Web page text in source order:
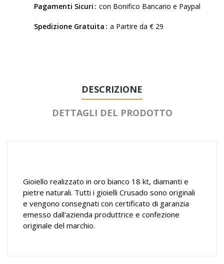
Pagamenti Sicuri con Bonifico Bancario e Paypal
Spedizione Gratuita a Partire da € 29
DESCRIZIONE
DETTAGLI DEL PRODOTTO
Gioiello realizzato in oro bianco 18 kt, diamanti e
pietre naturali. Tutti i gioielli Crusado sono originali
e vengono consegnati con certificato di garanzia
emesso dall'azienda produttrice e confezione
originale del marchio.